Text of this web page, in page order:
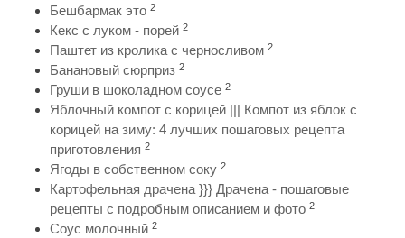
Бешбармак это 2
Кекс с луком - порей 2
Паштет из кролика с черносливом 2
Банановый сюрприз 2
Груши в шоколадном соусе 2
Яблочный компот с корицей ||| Компот из яблок с
корицей на зиму: 4 лучших пошаговых рецепта
приготовления 2
Ягоды в собственном соку 2
Картофельная драчена }}} Драчена - пошаговые
рецепты с подробным описанием и фото 2
Соус молочный 2